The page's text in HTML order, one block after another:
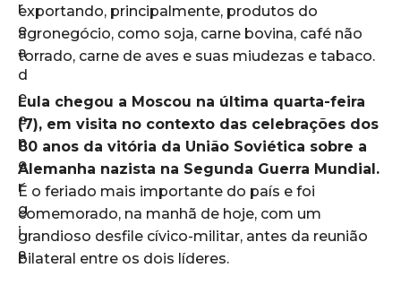
exportando, principalmente, produtos do
agronegócio, como soja, carne bovina, café não
torrado, carne de aves e suas miudezas e tabaco.
Lula chegou a Moscou na última quarta-feira
(7), em visita no contexto das celebrações dos
80 anos da vitória da União Soviética sobre a
Alemanha nazista na Segunda Guerra Mundial.
É o feriado mais importante do país e foi
comemorado, na manhã de hoje, com um
grandioso desfile cívico-militar, antes da reunião
bilateral entre os dois líderes.